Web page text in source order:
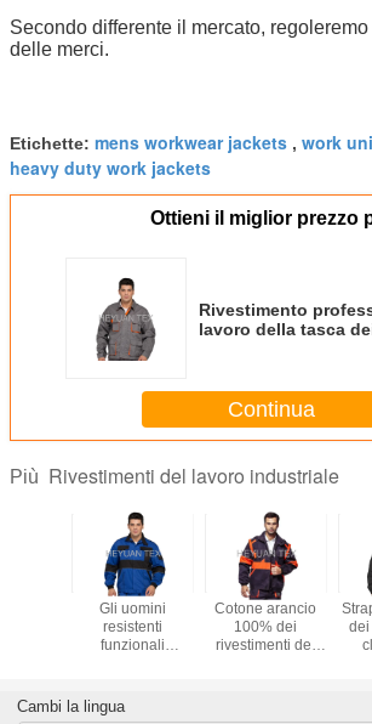
Secondo differente il mercato,
delle merci.
Etichette: mens workwear jackets , work
heavy duty work jackets
Ottieni il miglior prezzo
Rivestimento
lavoro della tasca
Continua
Più Rivestimenti del lavoro industriale
la
Gli uomini
resistenti
funzionali
rivestimenti del
lavoro con
Cotone arancio
100% dei
rivestimenti del
maniche
dei
Cambi la lingua